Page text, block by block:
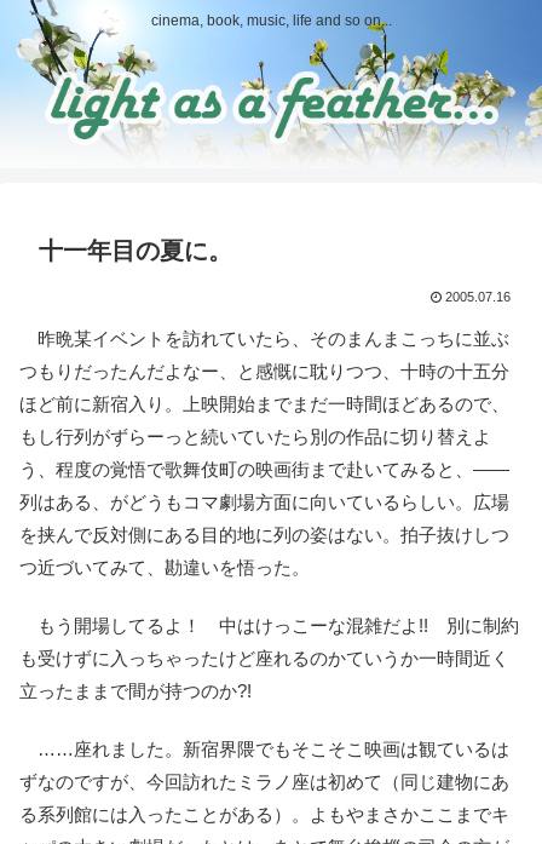
cinema, book, music, life and so on...
十一年目の夏に。
2005.07.16
昨晩某イベントを訪れていたら、そのまんまこっちに並ぶ
つもりだったんだよなー、と感慨に耽りつつ、十時の十五分
ほど前に新宿入り。上映開始までまだ一時間ほどあるので、
もし行列がずらーっと続いていたら別の作品に切り替えよ
う、程度の覚悟で歌舞伎町の映画街まで赴いてみると、――
列はある、がどうもコマ劇場方面に向いているらしい。広場
を挟んで反対側にある目的地に列の姿はない。拍子抜けしつ
つ近づいてみて、勘違いを悟った。
もう開場してるよ！ 中はけっこーな混雑だよ!! 別に制約
も受けずに入っちゃったけど座れるのかていうか一時間近く
立ったままで間が持つのか?!
……座れました。新宿界隈でもそこそこ映画は観ているは
ずなのですが、今回訪れたミラノ座は初めて（同じ建物にあ
る系列館には入ったことがある）。よもやまさかここまでキ